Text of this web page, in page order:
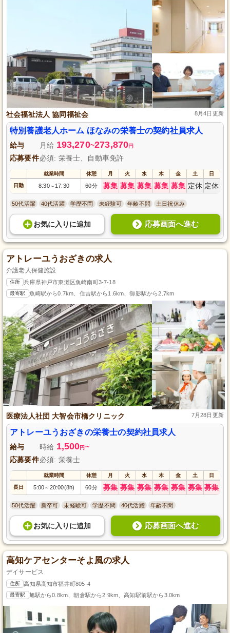
社会福祉法人 協同福祉会 8月4日更新
特別養護老人ホーム ほなみの栄養士の契約社員求人
給与 月給 193,270~273,870円
応募要件必須: 栄養士、自動車免許
就業時間 休憩 月 火 水 木 金 土 日
日勤 8:30～ 17:30 60分 募集 募集 募集 募集 募集 定休 定休
50代活躍 40代活躍 学歴不問 未経験可 年齢不問 土日祝休み
お気に入り に追加 応募画面へ進む
アトレーユうおざきの求人
介護老人保健施設
住所 兵庫県神戸市東灘区魚崎南町3-7-18
最寄駅 魚崎駅から0.7km、住吉駅から1.6km、御影駅から2.7km
医療法人社団 大智会市橋クリニック 7月28日更新
アトレーユうおざきの栄養士の契約社員求人
給与 時給 1,500円 ~
応募要件必須: 栄養士
就業時間 休憩 月 火 水 木 金 土 日
長日 5:00～ 20:00(8h) 60分 募集 募集 募集 募集 募集 募集 募集
50代活躍 新卒可 未経験可 学歴不問 40代活躍 年齢不問
お気に入り に追加 応募画面へ進む
高知ケアセンターそよ風の求人
デイサービス
住所 高知県高知市福井町805-4
最寄駅 旭駅から0.8km、朝倉駅から2.9km、高知駅前駅から3.0km